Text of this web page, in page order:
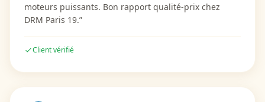
moteurs puissants. Bon rapport qualité-prix chez
DRM Paris 19.”
Client vérifié